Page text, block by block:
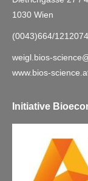
1030 Wien
(0043)664/1212074
weigl.bios-
www.bios-
Initiative